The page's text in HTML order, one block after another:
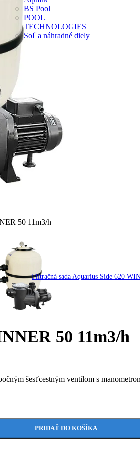
BS Pool
POOL
TECHNOLOGIES
Soľ a náhradné diely
50 11m3/h
Filtračná sada Aquarius Side 620
50 11m3/h
šesťcestným ventilom s
PRIDAŤ DO KOŠÍKA